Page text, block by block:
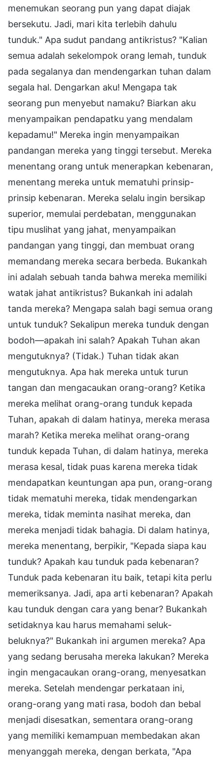
menemukan seorang pun yang dapat diajak
bersekutu. Jadi, mari kita terlebih dahulu
tunduk." Apa sudut pandang antikristus? "Kalian
semua adalah sekelompok orang lemah, tunduk
pada segalanya dan mendengarkan tuhan dalam
segala hal. Dengarkan aku! Mengapa tak
seorang pun menyebut namaku? Biarkan aku
menyampaikan pendapatku yang mendalam
kepadamu!" Mereka ingin menyampaikan
pandangan mereka yang tinggi tersebut. Mereka
menentang orang untuk menerapkan kebenaran,
menentang mereka untuk mematuhi prinsip-
prinsip kebenaran. Mereka selalu ingin bersikap
superior, memulai perdebatan, menggunakan
tipu muslihat yang jahat, menyampaikan
pandangan yang tinggi, dan membuat orang
memandang mereka secara berbeda. Bukankah
ini adalah sebuah tanda bahwa mereka memiliki
watak jahat antikristus? Bukankah ini adalah
tanda mereka? Mengapa salah bagi semua orang
untuk tunduk? Sekalipun mereka tunduk dengan
bodoh—apakah ini salah? Apakah Tuhan akan
mengutuknya? (Tidak.) Tuhan tidak akan
mengutuknya. Apa hak mereka untuk turun
tangan dan mengacaukan orang-orang? Ketika
mereka melihat orang-orang tunduk kepada
Tuhan, apakah di dalam hatinya, mereka merasa
marah? Ketika mereka melihat orang-orang
tunduk kepada Tuhan, di dalam hatinya, mereka
merasa kesal, tidak puas karena mereka tidak
mendapatkan keuntungan apa pun, orang-orang
tidak mematuhi mereka, tidak mendengarkan
mereka, tidak meminta nasihat mereka, dan
mereka menjadi tidak bahagia. Di dalam hatinya,
mereka menentang, berpikir, "Kepada siapa kau
tunduk? Apakah kau tunduk pada kebenaran?
Tunduk pada kebenaran itu baik, tetapi kita perlu
memeriksanya. Jadi, apa arti kebenaran? Apakah
kau tunduk dengan cara yang benar? Bukankah
setidaknya kau harus memahami seluk-
beluknya?" Bukankah ini argumen mereka? Apa
yang sedang berusaha mereka lakukan? Mereka
ingin mengacaukan orang-orang, menyesatkan
mereka. Setelah mendengar perkataan ini,
orang-orang yang mati rasa, bodoh dan bebal
menjadi disesatkan, sementara orang-orang
yang memiliki kemampuan membedakan akan
menyanggah mereka, dengan berkata, "Apa